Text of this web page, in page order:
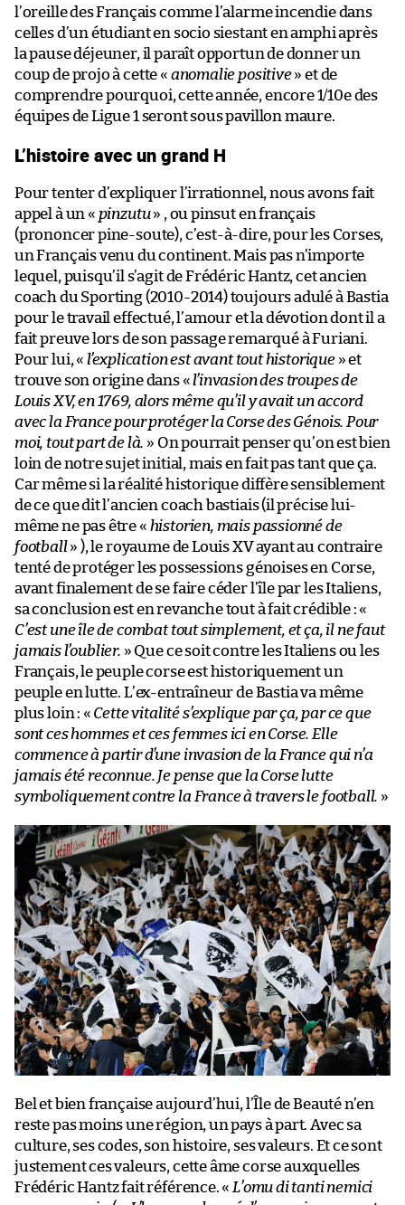
l’oreille des Français comme l’alarme incendie dans
celles d’un étudiant en socio siestant en amphi après
la pause déjeuner, il paraît opportun de donner un
coup de projo à cette « anomalie positive» et de
comprendre pourquoi, cette année, encore 1/10e des
équipes de Ligue 1 seront sous pavillon maure.
L’histoire avec un grand H
Pour tenter d’expliquer l’irrationnel, nous avons fait
appel à un « pinzutu» , ou pinsut en français
(prononcer pine-soute), c’est-à-dire, pour les Corses,
un Français venu du continent. Mais pas n’importe
lequel, puisqu’il s’agit de Frédéric Hantz, cet ancien
coach du Sporting (2010-2014) toujours adulé à Bastia
pour le travail effectué, l’amour et la dévotion dont il a
fait preuve lors de son passage remarqué à Furiani.
Pour lui, « l’explication est avant tout historique» et
trouve son origine dans « l’invasion des troupes de
Louis XV, en 1769, alors même qu’il y avait un accord
avec la France pour protéger la Corse des Génois. Pour
moi, tout part de là. » On pourrait penser qu’on est bien
loin de notre sujet initial, mais en fait pas tant que ça.
Car même si la réalité historique diffère sensiblement
de ce que dit l’ancien coach bastiais (il précise lui-
même ne pas être « historien, mais passionné de
football» ), le royaume de Louis XV ayant au contraire
tenté de protéger les possessions génoises en Corse,
avant finalement de se faire céder l’île par les Italiens,
sa conclusion est en revanche tout à fait crédible : «
C’est une île de combat tout simplement, et ça, il ne faut
jamais l’oublier. » Que ce soit contre les Italiens ou les
Français, le peuple corse est historiquement un
peuple en lutte. L’ex-entraîneur de Bastia va même
plus loin : « Cette vitalité s’explique par ça, par ce que
sont ces hommes et ces femmes ici en Corse. Elle
commence à partir d’une invasion de la France qui n’a
jamais été reconnue. Je pense que la Corse lutte
symboliquement contre la France à travers le football. »
Bel et bien française aujourd’hui, l’Île de Beauté n’en
reste pas moins une région, un pays à part. Avec sa
culture, ses codes, son histoire, ses valeurs. Et ce sont
justement ces valeurs, cette âme corse auxquelles
Frédéric Hantz fait référence. « L’omu di tanti nemici